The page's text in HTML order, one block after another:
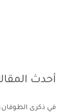
أحدث
في ذكرى الطوفان: